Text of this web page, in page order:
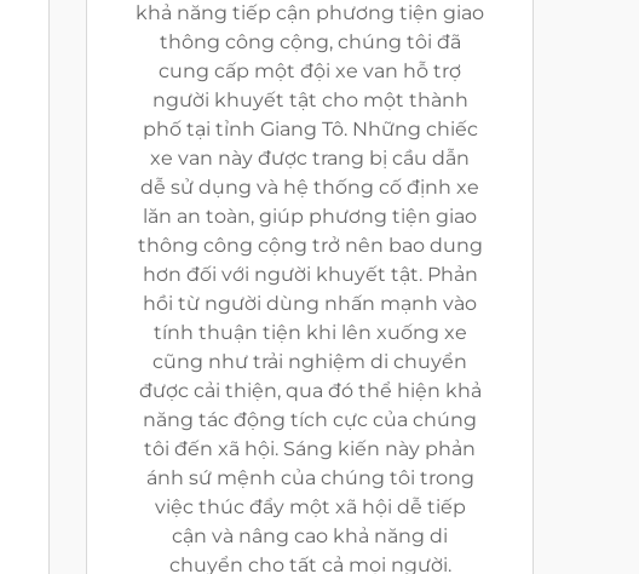
khả năng tiếp cận phương tiện giao
thông công cộng, chúng tôi đã
cung cấp một đội xe van hỗ trợ
người khuyết tật cho một thành
phố tại tỉnh Giang Tô. Những chiếc
xe van này được trang bị cầu dẫn
dễ sử dụng và hệ thống cố định xe
lăn an toàn, giúp phương tiện giao
thông công cộng trở nên bao dung
hơn đối với người khuyết tật. Phản
hồi từ người dùng nhấn mạnh vào
tính thuận tiện khi lên xuống xe
cũng như trải nghiệm di chuyển
được cải thiện, qua đó thể hiện khả
năng tác động tích cực của chúng
tôi đến xã hội. Sáng kiến này phản
ánh sứ mệnh của chúng tôi trong
việc thúc đẩy một xã hội dễ tiếp
cận và nâng cao khả năng di
chuyển cho tất cả mọi người.